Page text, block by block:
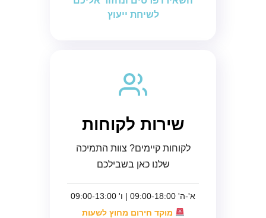
לשיחת ייעוץ
שירות לקוחות
לקוחות קיימים? צוות התמיכה
שלנו כאן בשבילכם
א'-ה' 09:00-18:00 | ו' 09:00-13:00
מוקד חירום מחוץ לשעות